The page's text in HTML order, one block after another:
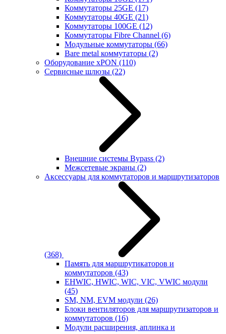
Коммутаторы 25GE (17)
Коммутаторы 40GE (21)
Коммутаторы 100GE (12)
Коммутаторы Fibre Channel (6)
Модульные коммутаторы (66)
Bare metal коммутаторы (2)
Оборудование xPON (110)
Сервисные шлюзы (22)
Внешние системы Bypass (2)
Межсетевые экраны (2)
Аксессуары для коммутаторов и маршрутизаторов
(368)
Память для маршрутикаторов и
коммутаторов (43)
EHWIC, HWIC, WIC, VIC, VWIC модули
(45)
SM, NM, EVM модули (26)
Блоки вентиляторов для маршрутизаторов и
коммутаторов (16)
Модули расширения, аплинка и